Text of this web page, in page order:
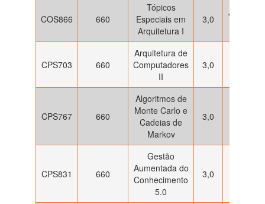
COS866 660
Tópicos
Especiais em
Arquitetura I
3,0
4ª feira:
CPS703 660
Arquitetura de
Computadores
II
3,0
CPS767 660
Algoritmos de
Monte Carlo e
Cadeias de
Markov
3,0
CPS831 660
Gestão
Aumentada do
Conhecimento
5.0
3,0